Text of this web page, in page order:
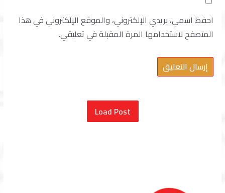
احفظ اسمي، بريدي الإلكتروني، والموقع الإلكتروني في هذا
المتصفح لاستخدامها المرة المقبلة في تعليقي.
Load Post